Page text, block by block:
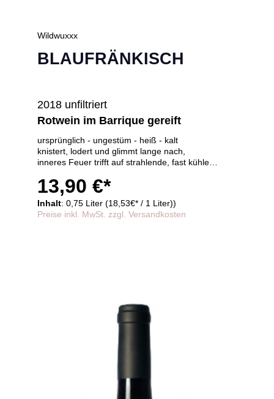
Wildwuxxx
BLAUFRÄNKISCH
2018 unfiltriert
Rotwein im Barrique gereift
ursprünglich - ungestüm - heiß - kalt
knistert, lodert und glimmt lange nach,
inneres Feuer trifft auf strahlende, fast kühle
kräftiges Rot, im Holzfass gereift
13,90 €*
Inhalt: 0,75 Liter (18,53€* / 1 Liter))
Preise inkl. MwSt. zzgl. Versandkosten